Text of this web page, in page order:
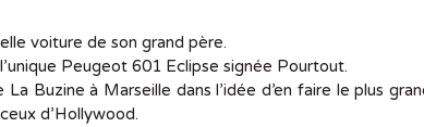
voiture de son grand père.
Peugeot 601 Eclipse signée Pourtout.
Buzine à Marseille dans l’idée d’en faire le plus
d’Hollywood.